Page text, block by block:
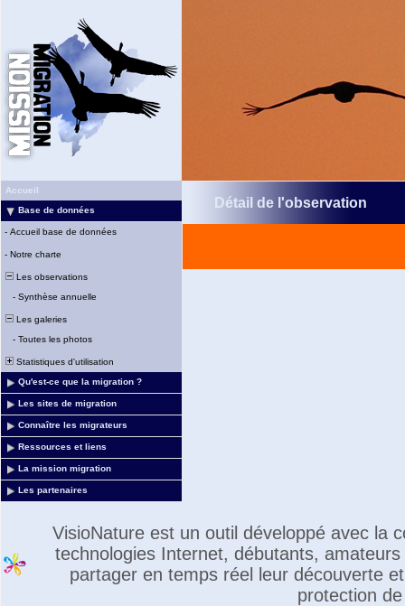
Accueil
Base de données
- Accueil base de données
- Notre charte
Les observations
- Synthèse annuelle
Les galeries
- Toutes les photos
Statistiques d'utilisation
Qu'est-ce que la migration ?
Les sites de migration
Connaître les migrateurs
Ressources et liens
La mission migration
Les partenaires
Détail de l'observation
VisioNature est un outil développé avec la
technologies Internet, débutants,
partager en temps réel leur découverte
protection